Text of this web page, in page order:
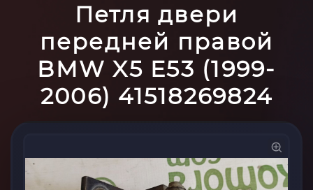
Петля двери
передней правой
BMW X5 E53 (1999-
2006) 41518269824